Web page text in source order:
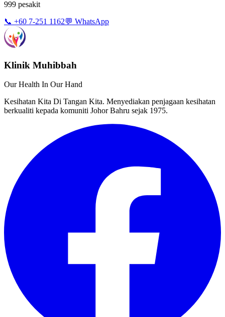
999 pesakit
📞 +60 7-251 1162💬 WhatsApp
Klinik Muhibbah
Our Health In Our Hand
Kesihatan Kita Di Tangan Kita. Menyediakan penjagaan kesihatan
berkualiti kepada komuniti Johor Bahru sejak 1975.